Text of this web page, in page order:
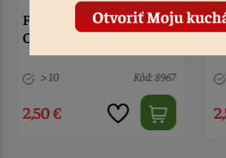
Farba gélová Food
Colours pink 20g
> 10 Kód: 8968
2,50 €